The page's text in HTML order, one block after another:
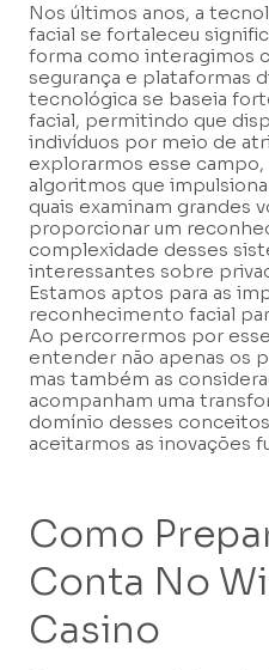
Nos últimos anos, a
facial se fortaleceu
forma como interagimos
segurança e plataformas
tecnológica se baseia
facial, permitindo que
indivíduos por meio de
explorarmos esse campo,
algoritmos que
quais examinam grandes
proporcionar um
complexidade desses
interessantes sobre
Estamos aptos para as
reconhecimento facial
Ao percorrermos por
entender não apenas os
mas também as
acompanham uma
domínio desses
aceitarmos as inovações
Como
Conta No
Casino